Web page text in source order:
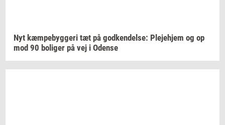
Nyt kæm­pe­byg­ge­ri tæt på god­ken­del­se: Ple­je­hjem og op
mod 90 bo­li­ger på vej i Oden­se